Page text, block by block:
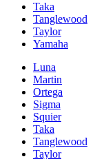
Taka
Tanglewood
Taylor
Yamaha
Luna
Martin
Ortega
Sigma
Squier
Taka
Tanglewood
Taylor